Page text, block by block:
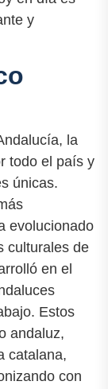
y
la
todo el país y
únicas.
evolucionado
culturales de
en el
Estos
andaluz,
catalana,
con